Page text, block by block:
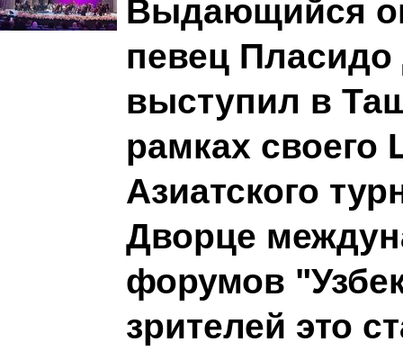
Выдающийся
певец
выступил в
рамках своего
Азиатского
Дворце
форумов
зрителей это